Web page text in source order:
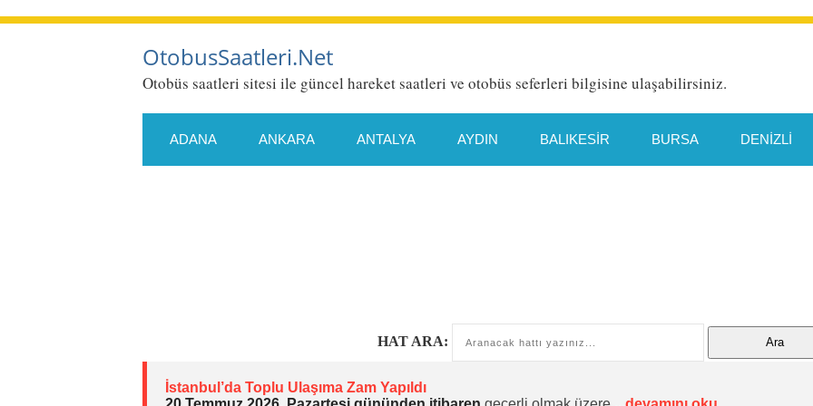
OtobusSaatleri.Net
Otobüs saatleri sitesi ile güncel hareket saatleri ve otobüs seferleri bilgisine ulaşabilirsiniz.
ADANA ANKARA ANTALYA AYDIN BALIKESIR BURSA DENIZLI
HAT ARA:
İstanbul’da Toplu Ulaşıma Zam Yapıldı